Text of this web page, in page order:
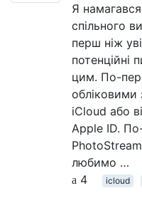
Я
спільного
перш ніж
потенційні
цим. По-
обліковими
iCloud або
Apple ID.
любимо …
4
icloud